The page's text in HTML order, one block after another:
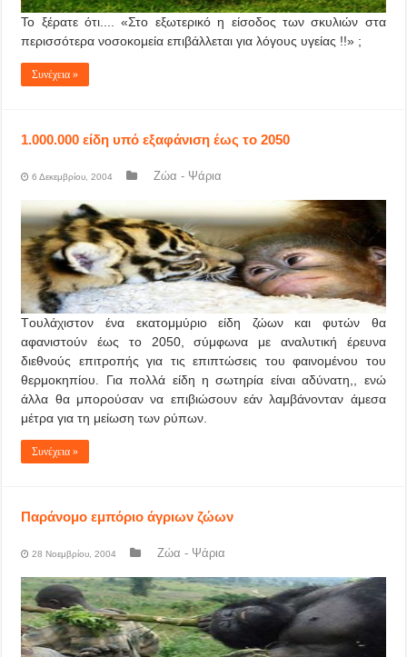
Το ξέρατε ότι.... «Στο εξωτερικό η είσοδος των σκυλιών στα
περισσότερα νοσοκομεία επιβάλλεται για λόγους υγείας !!» ;
Συνέχεια »
1.000.000 είδη υπό εξαφάνιση έως το 2050
6 Δεκεμβρίου, 2004 Ζώα - Ψάρια
Tουλάχιστον ένα εκατομμύριο είδη ζώων και φυτών θα
αφανιστούν έως το 2050, σύμφωνα με αναλυτική έρευνα
διεθνούς επιτροπής για τις επιπτώσεις του φαινομένου του
θερμοκηπίου. Για πολλά είδη η σωτηρία είναι αδύνατη,, ενώ
άλλα θα μπορούσαν να επιβιώσουν εάν λαμβάνονταν άμεσα
μέτρα για τη μείωση των ρύπων.
Συνέχεια »
Παράνομο εμπόριο άγριων ζώων
28 Νοεμβρίου, 2004 Ζώα - Ψάρια